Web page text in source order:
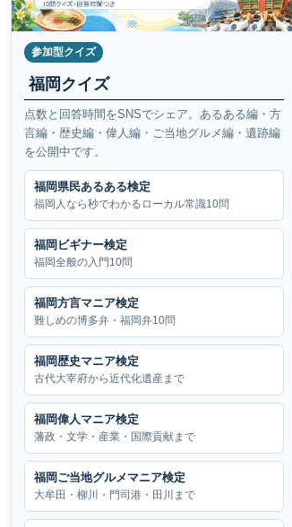
参加型クイズ
福岡クイズ
点数と回答時間をSNSでシェア。あるある編・方
言編・歴史編・偉人編・ご当地グルメ編・遺跡編
を公開中です。
福岡県民あるある検定
福岡人なら秒でわかるローカル常識10問
福岡ビギナー検定
福岡全般の入門10問
福岡方言マニア検定
難しめの博多弁・福岡弁10問
福岡歴史マニア検定
古代大宰府から近代化遺産まで
福岡偉人マニア検定
藩政・文学・産業・国際貢献まで
福岡ご当地グルメマニア検定
大牟田・柳川・門司港・田川まで